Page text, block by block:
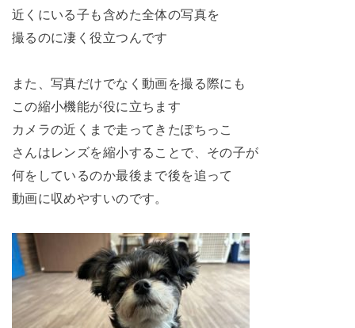
近くにいる子も含めた全体の写真を
撮るのに凄く役立つんです
また、写真だけでなく動画を撮る際にも
この縮小機能が役に立ちます
カメラの近くまで走ってきたぽちっこ
さんはレンズを縮小することで、その子が
何をしているのか最後まで後を追って
動画に収めやすいのです。